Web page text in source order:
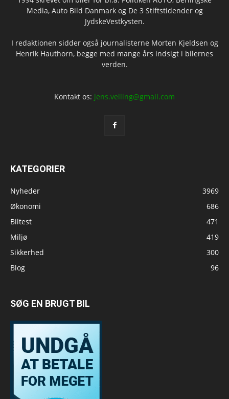
Media, Auto Bild Danmark og De 3 Stiftstidender og
JydskeVestkysten.
I redaktionen sidder også journalisterne Morten Kjeldsen og
Henrik Hauthorn, begge med mange års indsigt i bilernes
verden.
Kontakt os: jens.velling@gmail.com
KATEGORIER
Nyheder
3969
Økonomi
686
Biltest
471
Miljø
419
Sikkerhed
300
Blog
96
SØG EN BRUGT BIL